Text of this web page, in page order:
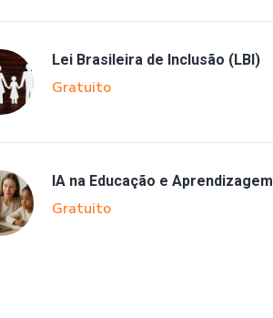
Lei Brasileira de Inclusão (LBI)
Gratuito
IA na Educação e Aprendizagem
Gratuito